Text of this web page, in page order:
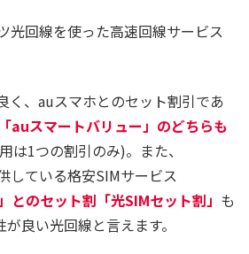
光回線を使った高速回線サービス
く、auスマホとのセット割引であ
auスマートバリュー」のどちらも
は1つの割引のみ)。また、
している格安SIMサービス
とのセット割「光SIMセット割」 も
良い光回線と言えます。